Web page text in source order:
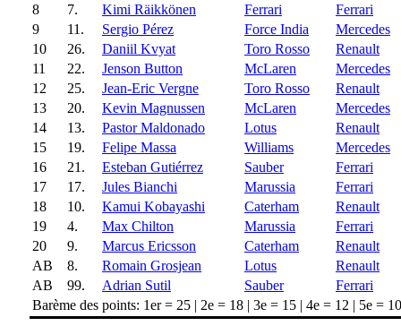
8
7. Kimi Räikkönen Ferrari
Ferrari
9
11. Sergio Pérez Force India
Mercedes
10
26. Daniil Kvyat Toro Rosso
Renault
11
22. Jenson Button McLaren
Mercedes
12
25. Jean-Eric Vergne Toro Rosso
Renault
13
20. Kevin Magnussen McLaren
Mercedes
14
13. Pastor Maldonado Lotus
Renault
15
19. Felipe Massa Williams
Mercedes
16
21. Esteban Gutiérrez Sauber
Ferrari
17
17. Jules Bianchi Marussia
Ferrari
18
10. Kamui Kobayashi Caterham
Renault
19
4. Max Chilton Marussia
Ferrari
20
9. Marcus Ericsson Caterham
Renault
AB
8. Romain Grosjean Lotus
Renault
AB
99. Adrian Sutil Sauber
Ferrari
Barème des points: 1er = 25 | 2e = 18 | 3e = 15 | 4e = 12 | 5e =